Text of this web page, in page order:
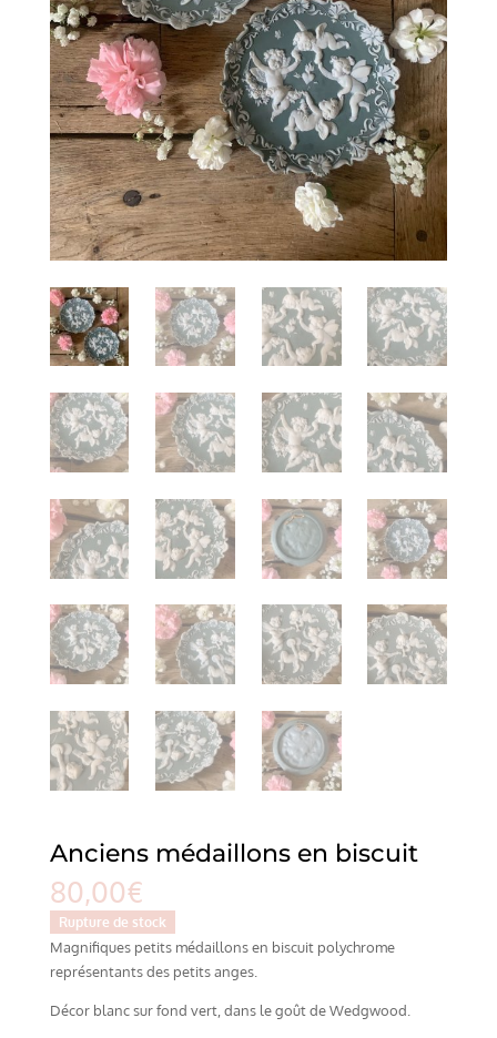
Anciens médaillons en biscuit
80,00€
Rupture de stock
Magnifiques petits médaillons en biscuit polychrome
représentants des petits anges.
Décor blanc sur fond vert, dans le goût de Wedgwood.